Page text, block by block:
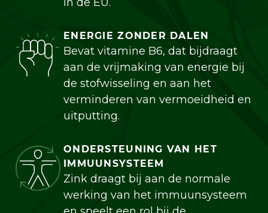
ENERGIE ZONDER DALEN
Bevat vitamine B6, dat bijdraagt
aan de vrijmaking van energie bij
de stofwisseling en aan het
verminderen van vermoeidheid en
uitputting.
ONDERSTEUNING VAN HET
IMMUUNSYSTEEM
Zink draagt bij aan de normale
werking van het immuunsysteem